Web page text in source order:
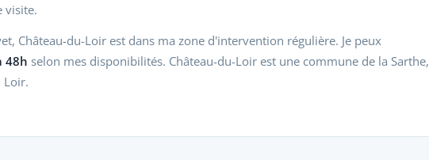
visite.
Château-du-Loir est dans ma zone d'intervention régulière. Je peux
48h selon mes disponibilités. Château-du-Loir est une commune de la Sarthe,
Loir.